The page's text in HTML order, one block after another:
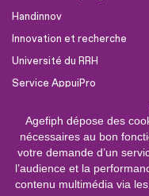
Agefiph dépose des
nécessaires au bon
votre demande d’un
l’audience et la
contenu multimédia via
Handinnov
Innovation et recherche
Université du RRH
Service AppuiPro
Nous suivre
Youtube
Linkedin